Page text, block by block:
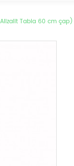
Tabla 60 cm çap)